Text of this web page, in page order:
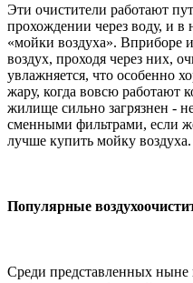
Эти очистители работают
прохождении через воду, и в
«мойки воздуха». Вприборе
воздух, проходя через них,
увлажняется, что особенно
жару, когда вовсю работают
жилище сильно загрязнен -
сменными фильтрами, если
лучше купить мойку воздуха.
Популярные
Среди представленных ныне